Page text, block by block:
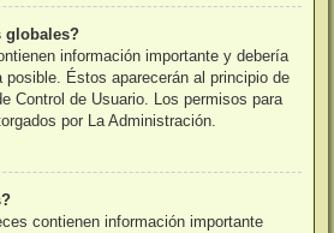
globales?
información importante y debería
posible. Éstos aparecerán al principio de
Control de Usuario. Los permisos para
por La Administración.
contienen información importante